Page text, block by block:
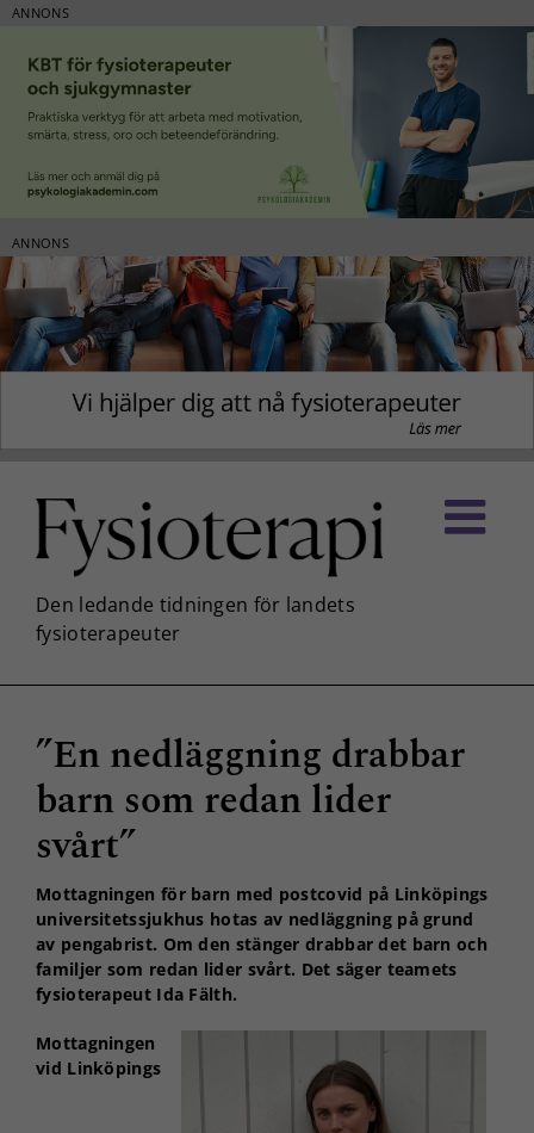
ANNONS
ANNONS
innehållet
”En nedläggning drabbar
barn som redan lider
svårt”
Mottagningen för barn med postcovid på Linköpings
universitetssjukhus hotas av nedläggning på grund
av pengabrist. Om den stänger drabbar det barn och
familjer som redan lider svårt. Det säger teamets
fysioterapeut Ida Fälth.
Mottagningen
vid Linköpings